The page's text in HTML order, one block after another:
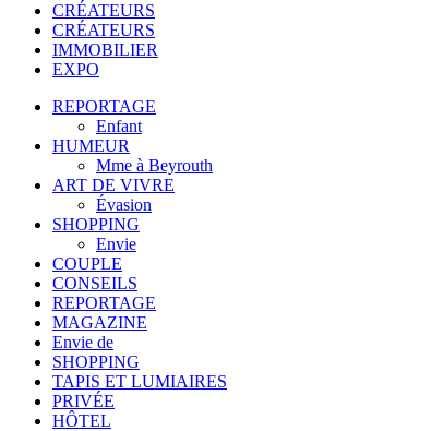
CRÉATEURS
CRÉATEURS
IMMOBILIER
EXPO
REPORTAGE
Enfant
HUMEUR
Mme à Beyrouth
ART DE VIVRE
Évasion
SHOPPING
Envie
COUPLE
CONSEILS
REPORTAGE
MAGAZINE
Envie de
SHOPPING
TAPIS ET LUMIAIRES
PRIVÉE
HÔTEL